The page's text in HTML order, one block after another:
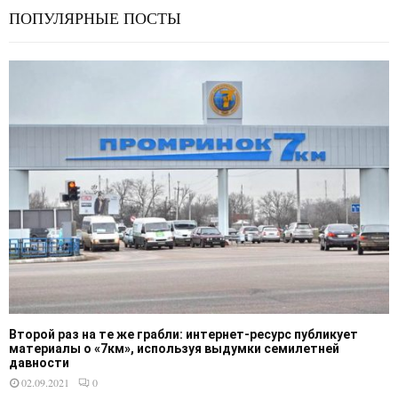
ПОПУЛЯРНЫЕ ПОСТЫ
Второй раз на те же грабли: интернет-ресурс публикует
материалы о «7км», используя выдумки семилетней
давности
02.09.2021
0